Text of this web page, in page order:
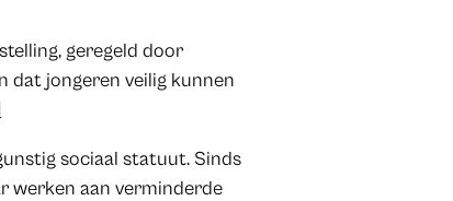
geregeld door
dat jongeren veilig kunnen
sociaal statuut. Sinds
werken aan verminderde